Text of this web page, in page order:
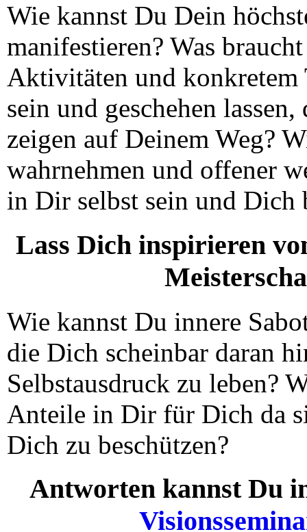
Wie kannst Du Dein
manifestieren? Was
Aktivitäten und konkretem
sein und geschehen
zeigen auf Deinem Weg?
wahrnehmen und offener
in Dir selbst sein und Dich
Lass Dich inspirieren
Wie kannst Du innere
die Dich scheinbar daran
Selbstausdruck zu leben?
Anteile in Dir für Dich da
Dich zu beschützen?
Antworten kannst Du